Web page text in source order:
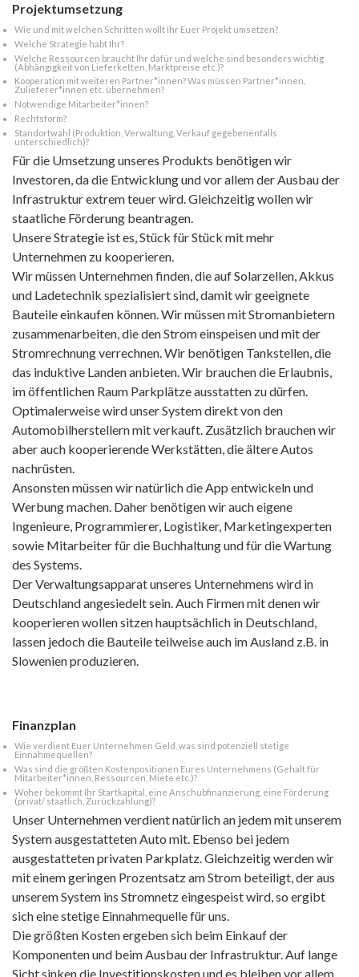
Projektumsetzung
Wie und mit welchen Schritten wollt Ihr Euer Projekt umsetzen?
Welche Strategie habt Ihr?
Welche Ressourcen braucht Ihr dafür und welche sind besonders wichtig
(Abhängigkeit von Lieferketten, Marktpreise etc.)?
Kooperation mit weiteren Partner*innen? Was müssen Partner*innen,
Zulieferer*innen etc. übernehmen?
Notwendige Mitarbeiter*innen?
Rechtsform?
Standortwahl (Produktion, Verwaltung, Verkauf gegebenenfalls
unterschiedlich)?
Für die Umsetzung unseres Produkts benötigen wir
Investoren, da die Entwicklung und vor allem der Ausbau der
Infrastruktur extrem teuer wird. Gleichzeitig wollen wir
staatliche Förderung beantragen.
Unsere Strategie ist es, Stück für Stück mit mehr
Unternehmen zu kooperieren.
Wir müssen Unternehmen finden, die auf Solarzellen, Akkus
und Ladetechnik spezialisiert sind, damit wir geeignete
Bauteile einkaufen können. Wir müssen mit Stromanbietern
zusammenarbeiten, die den Strom einspeisen und mit der
Stromrechnung verrechnen. Wir benötigen Tankstellen, die
das induktive Landen anbieten. Wir brauchen die Erlaubnis,
im öffentlichen Raum Parkplätze ausstatten zu dürfen.
Optimalerweise wird unser System direkt von den
Automobilherstellern mit verkauft. Zusätzlich brauchen wir
aber auch kooperierende Werkstätten, die ältere Autos
nachrüsten.
Ansonsten müssen wir natürlich die App entwickeln und
Werbung machen. Daher benötigen wir auch eigene
Ingenieure, Programmierer, Logistiker, Marketingexperten
sowie Mitarbeiter für die Buchhaltung und für die Wartung
des Systems.
Der Verwaltungsapparat unseres Unternehmens wird in
Deutschland angesiedelt sein. Auch Firmen mit denen wir
kooperieren wollen sitzen hauptsächlich in Deutschland,
lassen jedoch die Bauteile teilweise auch im Ausland z.B. in
Slowenien produzieren.
Finanzplan
Wie verdient Euer Unternehmen Geld, was sind potenziell stetige
Einnahmequellen?
Was sind die größten Kostenpositionen Eures Unternehmens (Gehalt für
Mitarbeiter*innen, Ressourcen, Miete etc.)?
Woher bekommt Ihr Startkapital, eine Anschubfinanzierung, eine Förderung
(privat/ staatlich, Zurückzahlung)?
Unser Unternehmen verdient natürlich an jedem mit unserem
System ausgestatteten Auto mit. Ebenso bei jedem
ausgestatteten privaten Parkplatz. Gleichzeitig werden wir
mit einem geringen Prozentsatz am Strom beteiligt, der aus
unserem System ins Stromnetz eingespeist wird, so ergibt
sich eine stetige Einnahmequelle für uns.
Die größten Kosten ergeben sich beim Einkauf der
Komponenten und beim Ausbau der Infrastruktur. Auf lange
Sicht sinken die Investitionskosten und es bleiben vor allem